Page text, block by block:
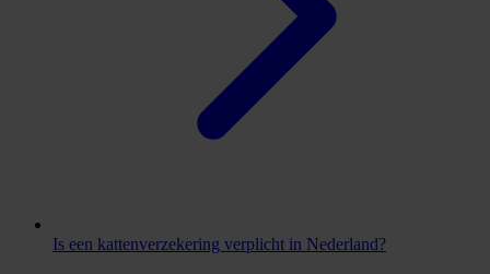
Is een kattenverzekering verplicht in Nederland?